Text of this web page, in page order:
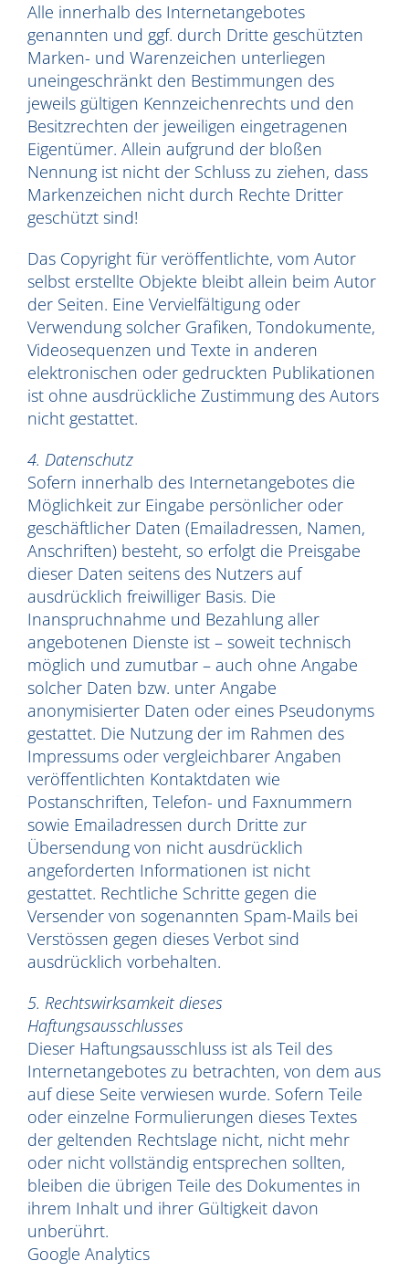
Alle innerhalb des Internetangebotes
genannten und ggf. durch Dritte geschützten
Marken- und Warenzeichen unterliegen
uneingeschränkt den Bestimmungen des
jeweils gültigen Kennzeichenrechts und den
Besitzrechten der jeweiligen eingetragenen
Eigentümer. Allein aufgrund der bloßen
Nennung ist nicht der Schluss zu ziehen, dass
Markenzeichen nicht durch Rechte Dritter
geschützt sind!
Das Copyright für veröffentlichte, vom Autor
selbst erstellte Objekte bleibt allein beim Autor
der Seiten. Eine Vervielfältigung oder
Verwendung solcher Grafiken, Tondokumente,
Videosequenzen und Texte in anderen
elektronischen oder gedruckten Publikationen
ist ohne ausdrückliche Zustimmung des Autors
nicht gestattet.
4. Datenschutz
Sofern innerhalb des Internetangebotes die
Möglichkeit zur Eingabe persönlicher oder
geschäftlicher Daten (Emailadressen, Namen,
Anschriften) besteht, so erfolgt die Preisgabe
dieser Daten seitens des Nutzers auf
ausdrücklich freiwilliger Basis. Die
Inanspruchnahme und Bezahlung aller
angebotenen Dienste ist – soweit technisch
möglich und zumutbar – auch ohne Angabe
solcher Daten bzw. unter Angabe
anonymisierter Daten oder eines Pseudonyms
gestattet. Die Nutzung der im Rahmen des
Impressums oder vergleichbarer Angaben
veröffentlichten Kontaktdaten wie
Postanschriften, Telefon- und Faxnummern
sowie Emailadressen durch Dritte zur
Übersendung von nicht ausdrücklich
angeforderten Informationen ist nicht
gestattet. Rechtliche Schritte gegen die
Versender von sogenannten Spam-Mails bei
Verstössen gegen dieses Verbot sind
ausdrücklich vorbehalten.
5. Rechtswirksamkeit dieses
Haftungsausschlusses
Dieser Haftungsausschluss ist als Teil des
Internetangebotes zu betrachten, von dem aus
auf diese Seite verwiesen wurde. Sofern Teile
oder einzelne Formulierungen dieses Textes
der geltenden Rechtslage nicht, nicht mehr
oder nicht vollständig entsprechen sollten,
bleiben die übrigen Teile des Dokumentes in
ihrem Inhalt und ihrer Gültigkeit davon
unberührt.
Google Analytics